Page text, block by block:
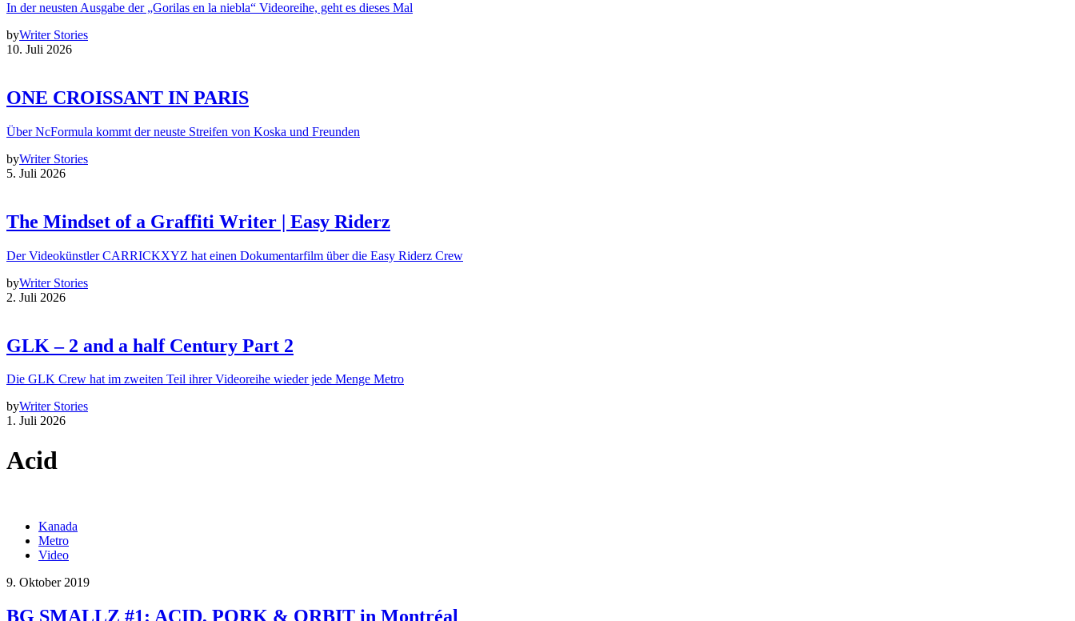
In der neusten Ausgabe der „Gorilas en la niebla“ Videoreihe, geht es dieses Mal
byWriter Stories
10. Juli 2026
ONE CROISSANT IN PARIS
Über NcFormula kommt der neuste Streifen von Koska und Freunden
byWriter Stories
5. Juli 2026
The Mindset of a Graffiti Writer | Easy Riderz
Der Videokünstler CARRICKXYZ hat einen Dokumentarfilm über die Easy Riderz Crew
byWriter Stories
2. Juli 2026
GLK – 2 and a half Century Part 2
Die GLK Crew hat im zweiten Teil ihrer Videoreihe wieder jede Menge Metro
byWriter Stories
1. Juli 2026
Acid
Kanada
Metro
Video
9. Oktober 2019
BG SMALLZ #1: ACID, PORK & ORBIT in Montréal